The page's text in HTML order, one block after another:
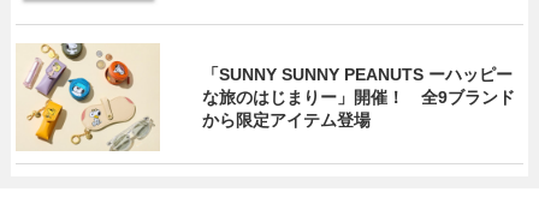
「SUNNY SUNNY PEANUTS ーハッピー
な旅のはじまりー」開催！ 全9ブランド
から限定アイテム登場